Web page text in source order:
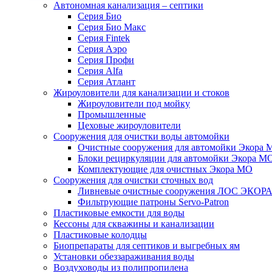
Автономная канализация – септики
Серия Био
Серия Био Макс
Серия Fintek
Серия Аэро
Серия Профи
Серия Alfa
Серия Атлант
Жироуловители для канализации и стоков
Жироуловители под мойку
Промышленные
Цеховые жироуловители
Сооружения для очистки воды автомойки
Очистные сооружения для автомойки Экора
Блоки рециркуляции для автомойки Экора
Комплектующие для очистных Экора МО
Сооружения для очистки сточных вод
Ливневые очистные сооружения ЛОС ЭКОРА
Фильтрующие патроны Servo-Patron
Пластиковые емкости для воды
Кессоны для скважины и канализации
Пластиковые колодцы
Биопрепараты для септиков и выгребных ям
Установки обеззараживания воды
Воздуховоды из полипропилена